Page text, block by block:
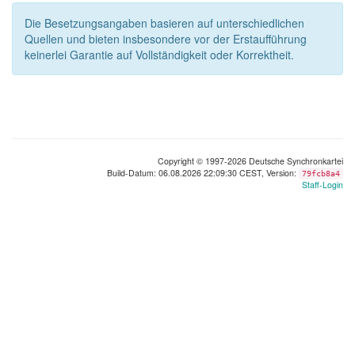
Die Besetzungsangaben basieren auf unterschiedlichen
Quellen und bieten insbesondere vor der Erstaufführung
keinerlei Garantie auf Vollständigkeit oder Korrektheit.
Copyright © 1997-2026 Deutsche Synchronkartei
Build-Datum: 06.08.2026 22:09:30 CEST, Version:
79fcb8a4
Staff-Login